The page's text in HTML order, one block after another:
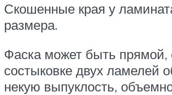
Скошенные края у
размера.
Фаска может быть прямой,
состыковке двух ламелей
некую выпуклость,